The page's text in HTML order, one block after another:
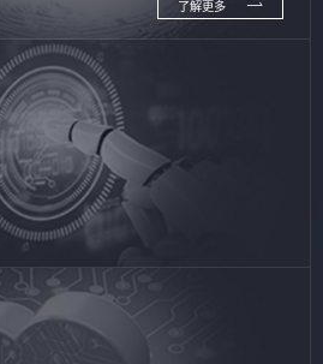
了解更多